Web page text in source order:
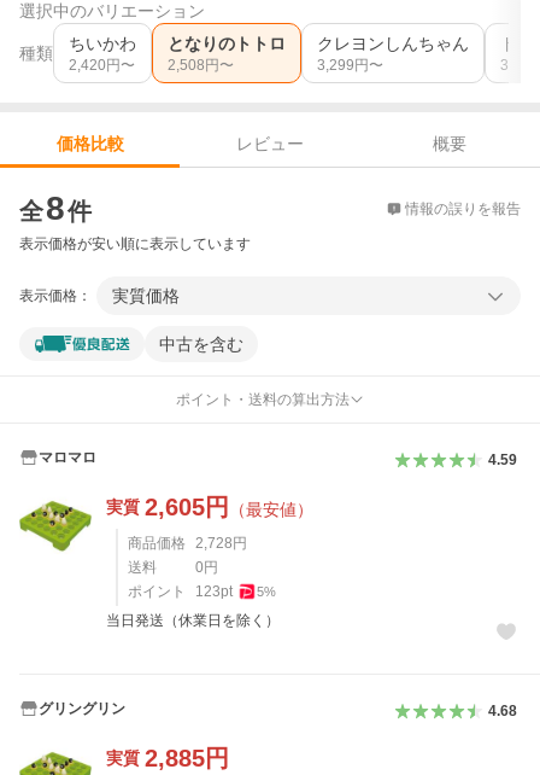
選択中のバリエーション
種類 ちいかわ
2,420 円〜
となりのトトロ
2,508 円〜
クレヨンしんちゃん
3,299 円〜
ド
3,250
価格比較 レビュー
概要
全8件 情報の誤りを報告
表示価格が安い順に表示しています
表示価格： 実質価格
中古を含む
ポイント・送料の算出方法
マロマロ 4.59
実質 2,605円 （最安値）
商品価格 2,728 円
送料
0 円
ポイント
123pt 5%
当日発送（休業日を除く）
グリングリン 4.68
実質 2,885円